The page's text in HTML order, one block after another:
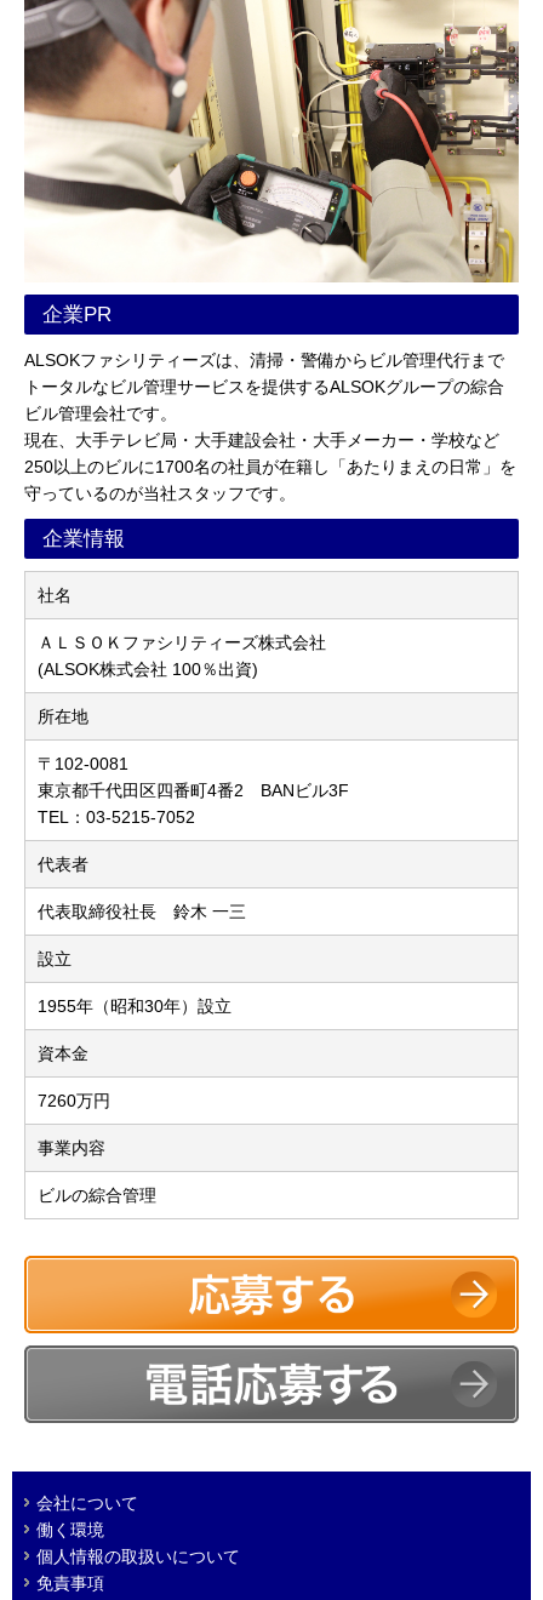
企業PR
ALSOKファシリティーズは、清掃・警備からビル管理代行まで
トータルなビル管理サービスを提供するALSOKグループの綜合
ビル管理会社です。
現在、大手テレビ局・大手建設会社・大手メーカー・学校など
250以上のビルに1700名の社員が在籍し「あたりまえの日常」を
守っているのが当社スタッフです。
企業情報
社名
ＡＬＳＯＫファシリティーズ株式会社
(ALSOK株式会社 100％出資)
所在地
〒102-0081
東京都千代田区四番町4番2 BANビル3F
TEL：03-5215-7052
代表者
代表取締役社長 鈴木 一三
設立
1955年（昭和30年）設立
資本金
7260万円
事業内容
ビルの綜合管理
会社について
働く環境
個人情報の取扱いについて
免責事項